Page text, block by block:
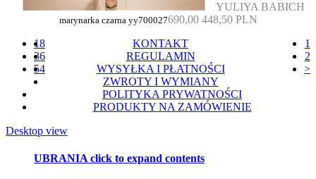
YULIYA BABICH
marynarka czarna yy700027690,00 448,50 PLN
18
36
54
1
2
>
KONTAKT
REGULAMIN
WYSYŁKA I PŁATNOŚCI
ZWROTY I WYMIANY
POLITYKA PRYWATNOŚCI
PRODUKTY NA ZAMÓWIENIE
Desktop view
UBRANIA click to expand contents